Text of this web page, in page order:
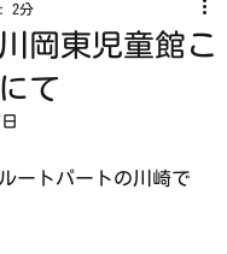
岡東児童館こ
て
2分
ートパートの川崎で